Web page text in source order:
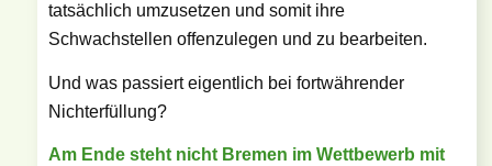
tatsächlich umzusetzen und somit ihre
Schwachstellen offenzulegen und zu bearbeiten.
Und was passiert eigentlich bei fortwährender
Nichterfüllung?
Am Ende steht nicht Bremen im Wettbewerb mit